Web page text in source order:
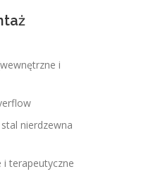
i
nierdzewna
i terapeutyczne